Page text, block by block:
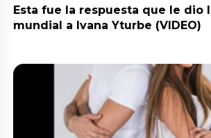
Esta fue la respuesta que le dio
mundial a Ivana Yturbe (VIDEO)